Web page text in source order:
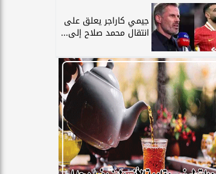
جيمي كاراجر يعلق على
انتقال محمد صلاح إلى...